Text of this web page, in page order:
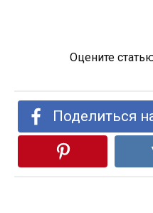
Оцените
Поделиться